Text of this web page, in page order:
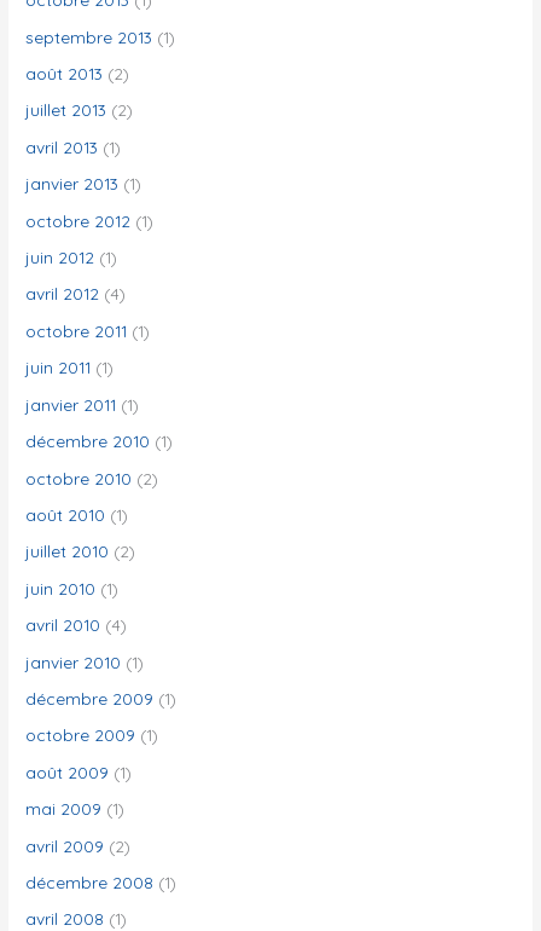
septembre 2013 (1)
août 2013 (2)
juillet 2013 (2)
avril 2013 (1)
janvier 2013 (1)
octobre 2012 (1)
juin 2012 (1)
avril 2012 (4)
octobre 2011 (1)
juin 2011 (1)
janvier 2011 (1)
décembre 2010 (1)
octobre 2010 (2)
août 2010 (1)
juillet 2010 (2)
juin 2010 (1)
avril 2010 (4)
janvier 2010 (1)
décembre 2009 (1)
octobre 2009 (1)
août 2009 (1)
mai 2009 (1)
avril 2009 (2)
décembre 2008 (1)
avril 2008 (1)